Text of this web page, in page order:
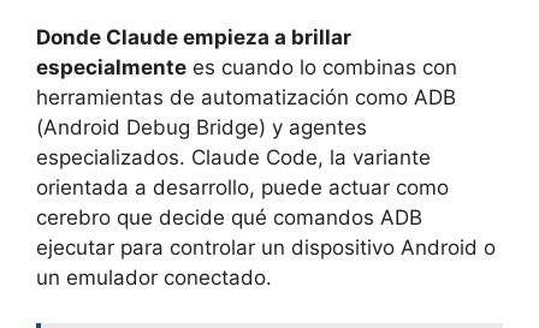
Donde Claude empieza a brillar
especialmente es cuando lo combinas con
herramientas de automatización como ADB
(Android Debug Bridge) y agentes
especializados. Claude Code, la variante
orientada a desarrollo, puede actuar como
cerebro que decide qué comandos ADB
ejecutar para controlar un dispositivo Android o
un emulador conectado.